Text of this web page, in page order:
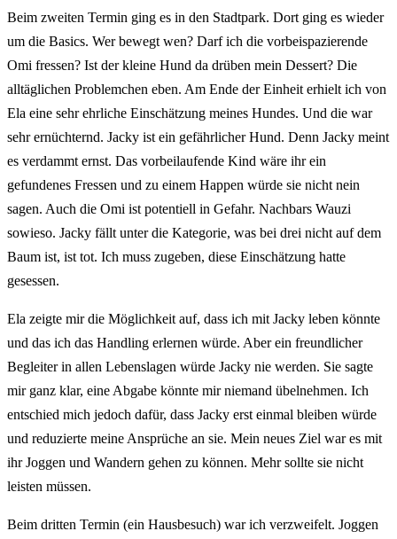
Beim zweiten Termin ging es in den Stadtpark. Dort ging es wieder
um die Basics. Wer bewegt wen? Darf ich die vorbeispazierende
Omi fressen? Ist der kleine Hund da drüben mein Dessert? Die
alltäglichen Problemchen eben. Am Ende der Einheit erhielt ich von
Ela eine sehr ehrliche Einschätzung meines Hundes. Und die war
sehr ernüchternd. Jacky ist ein gefährlicher Hund. Denn Jacky meint
es verdammt ernst. Das vorbeilaufende Kind wäre ihr ein
gefundenes Fressen und zu einem Happen würde sie nicht nein
sagen. Auch die Omi ist potentiell in Gefahr. Nachbars Wauzi
sowieso. Jacky fällt unter die Kategorie, was bei drei nicht auf dem
Baum ist, ist tot. Ich muss zugeben, diese Einschätzung hatte
gesessen.
Ela zeigte mir die Möglichkeit auf, dass ich mit Jacky leben könnte
und das ich das Handling erlernen würde. Aber ein freundlicher
Begleiter in allen Lebenslagen würde Jacky nie werden. Sie sagte
mir ganz klar, eine Abgabe könnte mir niemand übelnehmen. Ich
entschied mich jedoch dafür, dass Jacky erst einmal bleiben würde
und reduzierte meine Ansprüche an sie. Mein neues Ziel war es mit
ihr Joggen und Wandern gehen zu können. Mehr sollte sie nicht
leisten müssen.
Beim dritten Termin (ein Hausbesuch) war ich verzweifelt. Joggen